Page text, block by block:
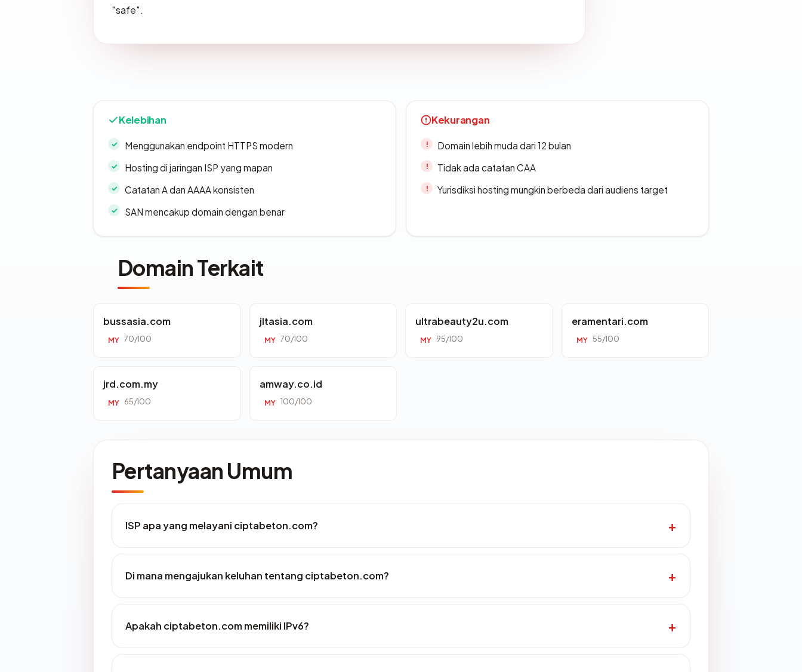
"safe".
Kelebihan
Menggunakan endpoint HTTPS modern
Hosting di jaringan ISP yang mapan
Catatan A dan AAAA konsisten
SAN mencakup domain dengan benar
Kekurangan
Domain lebih muda dari 12 bulan
Tidak ada catatan CAA
Yurisdiksi hosting mungkin berbeda dari audiens target
Domain Terkait
bussasia.com
MY 70/100
jltasia.com
MY 70/100
ultrabeauty2u.com
MY 95/100
eramentari.com
MY 55/100
jrd.com.my
MY 65/100
amway.co.id
MY 100/100
Pertanyaan Umum
ISP apa yang melayani ciptabeton.com?
Di mana mengajukan keluhan tentang ciptabeton.com?
Apakah ciptabeton.com memiliki IPv6?